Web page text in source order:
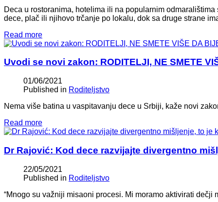
Deca u rostoranima, hotelima ili na popularnim
dece, plač ili njihovo trčanje po lokalu, dok sa druge strane
Read more
Uvodi se novi zakon: RODITELJI, NE SMETE
01/06/2021
Published in Roditeljstvo
Nema više batina u vaspitavanju dece u Srbiji, kaže novi
Read more
Dr Rajović: Kod dece razvijajte divergentno
22/05/2021
Published in Roditeljstvo
“Mnogo su važniji misaoni procesi. Mi moramo aktivirati